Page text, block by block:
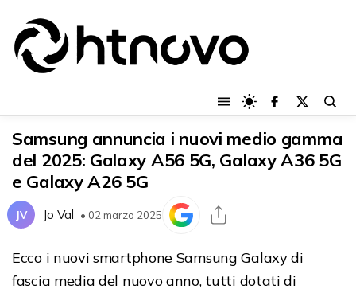
Samsung annuncia i nuovi medio gamma
del 2025: Galaxy A56 5G, Galaxy A36 5G
e Galaxy A26 5G
JV Jo Val • 02 marzo 2025
Ecco i nuovi smartphone Samsung Galaxy di
fascia media del nuovo anno, tutti dotati di